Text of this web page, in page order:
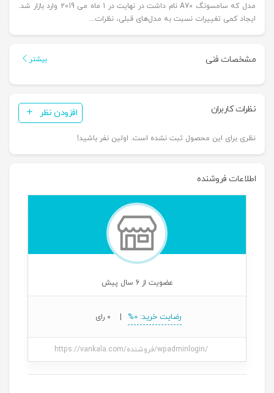
مدل که سامسونگ A70 نام داشت در نهایت در 1 ماه می 2019 وارد بازار شد.
ایجاد کمی تغییرات نسبت به مدل‌های قبلی، نظرات...
مشخصات فنی بیشتر
نظرات کاربران افزودن نظر
نظری برای این محصول ثبت نشده است. اولین نفر باشید!
اطلاعات فروشنده
عضویت از 6 سال پیش
رضایت خرید: 0% 0 رای
https://vankala.com/فروشنده/wpadminlogin/